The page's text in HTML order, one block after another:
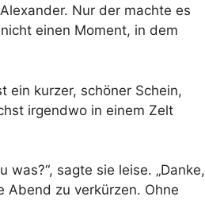
Nur der machte es
einen Moment, in dem
ein kurzer, schöner Schein,
irgendwo in einem Zelt
sagte sie leise. „Danke,
Abend zu verkürzen. Ohne